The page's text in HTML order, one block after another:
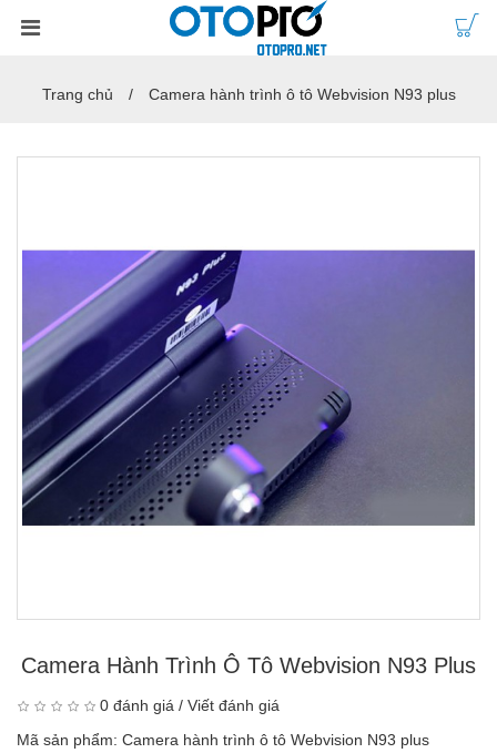
Trang chủ Camera hành trình ô tô Webvision N93 plus
Camera Hành Trình Ô Tô Webvision N93 Plus
0 đánh giá / Viết đánh giá
Mã sản phẩm: Camera hành trình ô tô Webvision N93 plus